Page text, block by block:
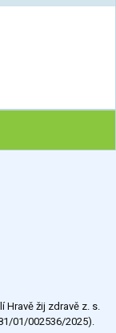
ankety
Hravě žij zdravě z. s.
01/002536/2025).